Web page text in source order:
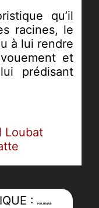
qu’il
racines, le
à lui rendre
et
prédisant
Loubat
:POLITIQUE